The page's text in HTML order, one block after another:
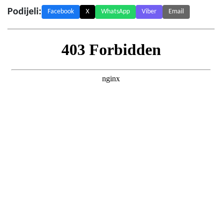
Podijeli: Facebook X WhatsApp Viber Email